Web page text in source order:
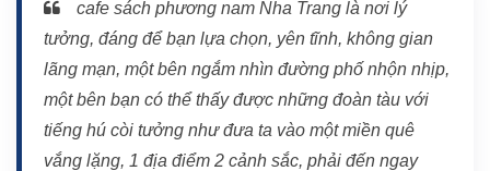
cafe sách phương nam Nha Trang là nơi lý
tưởng, đáng để bạn lựa chọn, yên tĩnh, không gian
lãng mạn, một bên ngắm nhìn đường phố nhộn nhịp,
một bên bạn có thể thấy được những đoàn tàu với
tiếng hú còi tưởng như đưa ta vào một miền quê
vắng lặng, 1 địa điểm 2 cảnh sắc, phải đến ngay